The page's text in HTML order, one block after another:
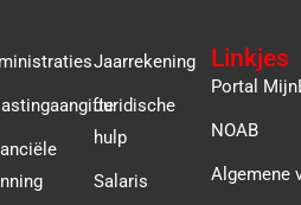
Jaarrekening
Juridische
hulp
Salaris
Linkjes
Portal
NOAB
Algemene